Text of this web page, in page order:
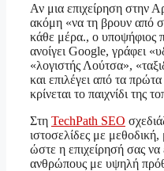
Αν μια επιχείρηση στην
ακόμη «να τη βρουν από
κάθε μέρα., ο υποψήφιος
ανοίγει Google, γράφει
«λογιστής Λούτσα»,
και επιλέγει από τα
κρίνεται το παιχνίδι της
Στη TechPath SEO
ιστοσελίδες με
ώστε η επιχείρησή σας
ανθρώπους με υψηλή